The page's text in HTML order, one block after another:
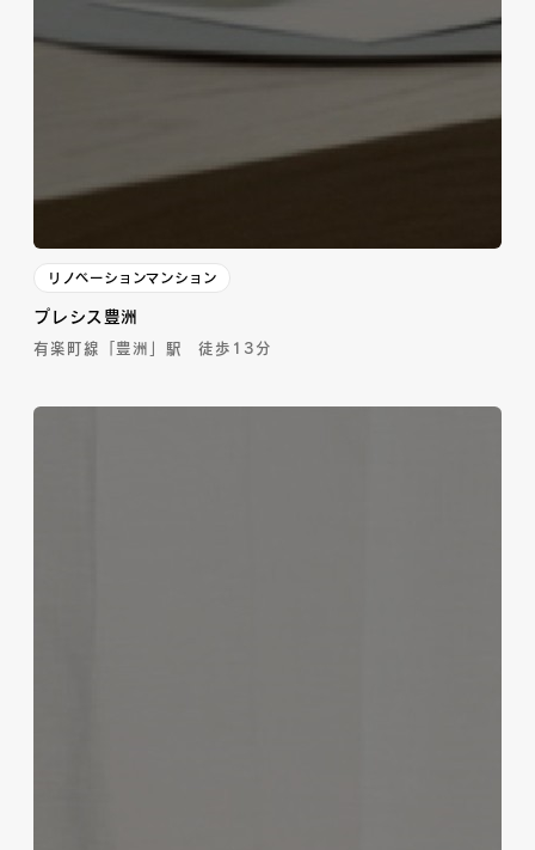
リノベーションマンション
プレシス豊洲
有楽町線「豊洲」駅 徒歩13分